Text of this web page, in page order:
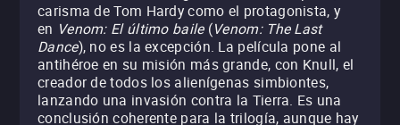
carisma de Tom Hardy como el protagonista, y
en Venom: El último baile(Venom: The Last
Dance), no es la excepción. La película pone al
antihéroe en su misión más grande, con Knull, el
creador de todos los alienígenas simbiontes,
lanzando una invasión contra la Tierra. Es una
conclusión coherente para la trilogía, aunque hay